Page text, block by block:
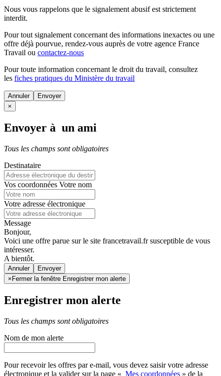
Nous vous rappelons que le signalement abusif est strictement
interdit.
Pour tout signalement concernant des informations inexactes ou une
offre déjà pourvue, rendez-vous auprès de votre agence France
Travail ou contactez-nous
Pour toute information concernant le droit du travail, consultez
les fiches pratiques du Ministère du travail
Annuler
×
Envoyer à un ami
Tous les champs sont obligatoires
Destinataire
Vos coordonnées Votre nom
Votre adresse électronique
Message
Bonjour,
Voici une offre parue sur le site francetravail.fr susceptible de vous
intéresser.
A bientôt.
Annuler
× Fermer la fenêtre Enregistrer mon alerte
Enregistrer mon alerte
Tous les champs sont obligatoires
Nom de mon alerte
Pour recevoir les offres par e-mail, vous devez saisir votre adresse
électronique et la valider sur la page « Mes coordonnées » de la